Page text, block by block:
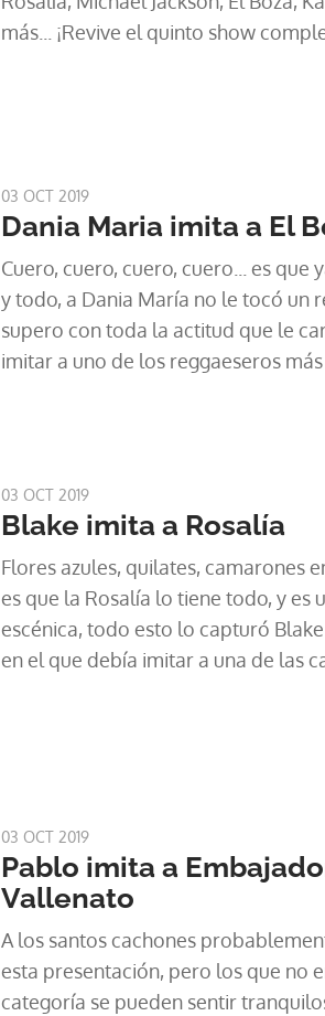
más... ¡Revive el quinto show
03 OCT 2019
Dania Maria imita a El
Cuero, cuero, cuero, cuero... es que
y todo, a Dania María no le tocó un
supero con toda la actitud que le
imitar a uno de los reggaeseros más
03 OCT 2019
Blake imita a Rosalía
Flores azules, quilates, camarones
es que la Rosalía lo tiene todo, y es
escénica, todo esto lo capturó
en el que debía imitar a una de las
03 OCT 2019
Pablo imita a
Vallenato
A los santos cachones
esta presentación, pero los que no
categoría se pueden sentir